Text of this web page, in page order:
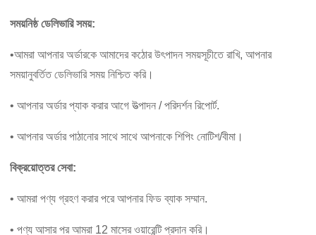
সময়নিষ্ঠ ডেলিভারি সময়:
•আমরা আপনার অর্ডারকে আমাদের কঠোর উৎপাদন সময়সূচীতে রাখি, আপনার
সময়ানুবর্তিত ডেলিভারি সময় নিশ্চিত করি।
• আপনার অর্ডার প্যাক করার আগে উত্পাদন / পরিদর্শন রিপোর্ট.
• আপনার অর্ডার পাঠানোর সাথে সাথে আপনাকে শিপিং নোটিশ/বীমা।
বিক্রয়োত্তর সেবা:
• আমরা পণ্য গ্রহণ করার পরে আপনার ফিড ব্যাক সম্মান.
• পণ্য আসার পর আমরা 12 মাসের ওয়ারেন্টি প্রদান করি।